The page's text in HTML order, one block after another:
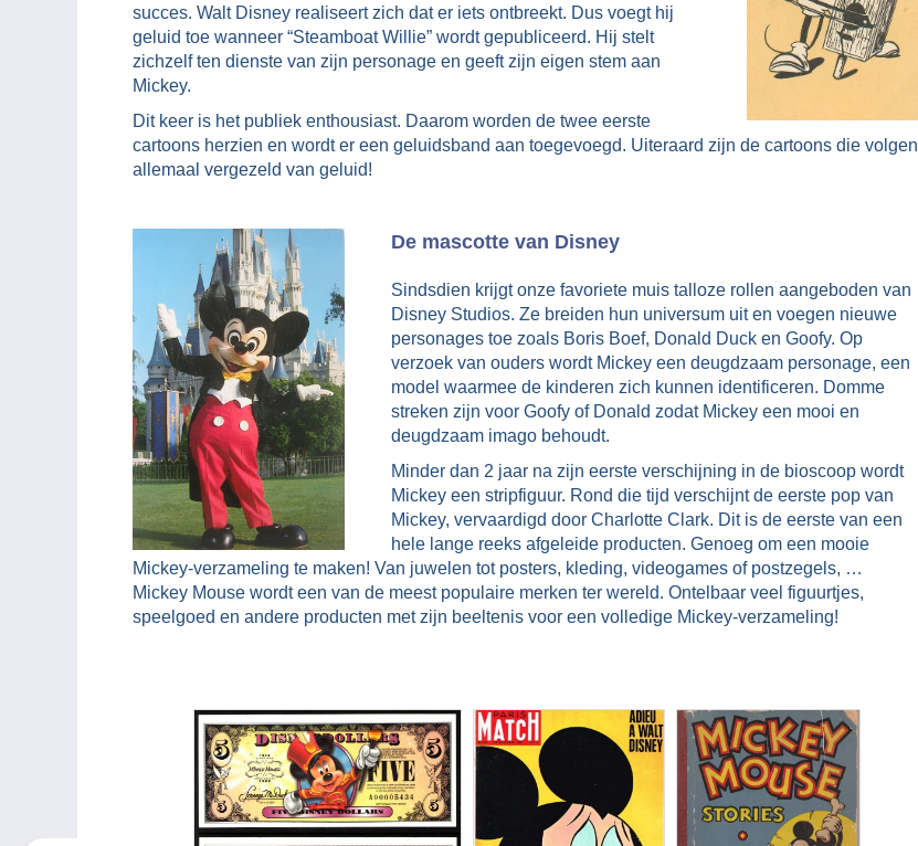
succes. Walt Disney realiseert zich dat er iets ontbreekt. Dus voegt hij
geluid toe wanneer “Steamboat Willie” wordt gepubliceerd. Hij stelt
zichzelf ten dienste van zijn personage en geeft zijn eigen stem aan
Mickey.
Dit keer is het publiek enthousiast. Daarom worden de twee eerste
cartoons herzien en wordt er een geluidsband aan toegevoegd. Uiteraard zijn de cartoons die volgen
allemaal vergezeld van geluid!
De mascotte van Disney
Sindsdien krijgt onze favoriete muis talloze rollen aangeboden van
Disney Studios. Ze breiden hun universum uit en voegen nieuwe
personages toe zoals Boris Boef, Donald Duck en Goofy. Op
verzoek van ouders wordt Mickey een deugdzaam personage, een
model waarmee de kinderen zich kunnen identificeren. Domme
streken zijn voor Goofy of Donald zodat Mickey een mooi en
deugdzaam imago behoudt.
Minder dan 2 jaar na zijn eerste verschijning in de bioscoop wordt
Mickey een stripfiguur. Rond die tijd verschijnt de eerste pop van
Mickey, vervaardigd door Charlotte Clark. Dit is de eerste van een
hele lange reeks afgeleide producten. Genoeg om een mooie
Mickey-verzameling te maken! Van juwelen tot posters, kleding, videogames of postzegels, …
Mickey Mouse wordt een van de meest populaire merken ter wereld. Ontelbaar veel figuurtjes,
speelgoed en andere producten met zijn beeltenis voor een volledige Mickey-verzameling!